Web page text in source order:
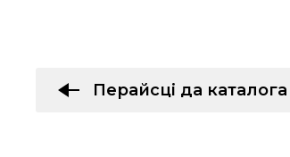
Перайсці да каталога